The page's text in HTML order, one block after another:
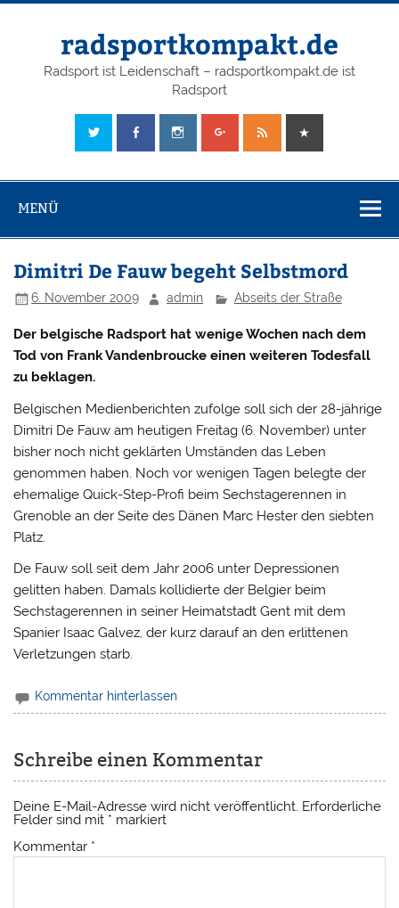
radsportkompakt.de
Radsport ist Leidenschaft – radsportkompakt.de ist
Radsport
MENÜ
Dimitri De Fauw begeht Selbstmord
6. November 2009 admin Abseits der Straße
Der belgische Radsport hat wenige Wochen nach dem
Tod von Frank Vandenbroucke einen weiteren Todesfall
zu beklagen.
Belgischen Medienberichten zufolge soll sich der 28-jährige
Dimitri De Fauw am heutigen Freitag (6. November) unter
bisher noch nicht geklärten Umständen das Leben
genommen haben. Noch vor wenigen Tagen belegte der
ehemalige Quick-Step-Profi beim Sechstagerennen in
Grenoble an der Seite des Dänen Marc Hester den siebten
Platz.
De Fauw soll seit dem Jahr 2006 unter Depressionen
gelitten haben. Damals kollidierte der Belgier beim
Sechstagerennen in seiner Heimatstadt Gent mit dem
Spanier Isaac Galvez, der kurz darauf an den erlittenen
Verletzungen starb.
Kommentar hinterlassen
Schreibe einen Kommentar
Deine E-Mail-Adresse wird nicht veröffentlicht. Erforderliche
Felder sind mit * markiert
Kommentar *